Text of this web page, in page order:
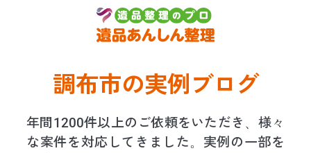
調布市の実例ブログ
年間1200件以上のご依頼をいただき、様々
な案件を対応してきました。実例の一部を